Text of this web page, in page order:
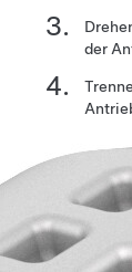
der